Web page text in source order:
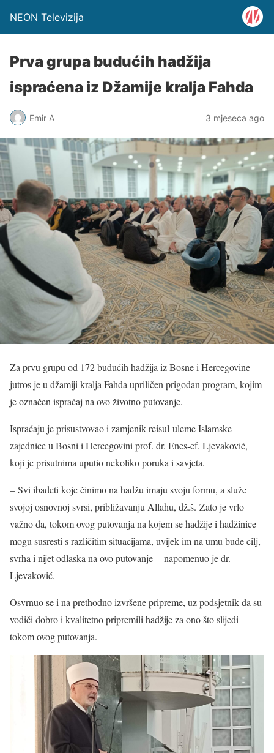
NEON Televizija
Prva grupa budućih hadžija
ispraćena iz Džamije kralja Fahda
Emir A 3 mjeseca ago
Za prvu grupu od 172 budućih hadžija iz Bosne i Hercegovine
jutros je u džamiji kralja Fahda upriličen prigodan program, kojim
je označen ispraćaj na ovo životno putovanje.
Ispraćaju je prisustvovao i zamjenik reisul-uleme Islamske
zajednice u Bosni i Hercegovini prof. dr. Enes-ef. Ljevaković,
koji je prisutnima uputio nekoliko poruka i savjeta.
– Svi ibadeti koje činimo na hadžu imaju svoju formu, a služe
svojoj osnovnoj svrsi, približavanju Allahu, dž.š. Zato je vrlo
važno da, tokom ovog putovanja na kojem se hadžije i hadžinice
mogu susresti s različitim situacijama, uvijek im na umu bude cilj,
svrha i nijet odlaska na ovo putovanje – napomenuo je dr.
Ljevaković.
Osvrnuo se i na prethodno izvršene pripreme, uz podsjetnik da su
vodiči dobro i kvalitetno pripremili hadžije za ono što slijedi
tokom ovog putovanja.